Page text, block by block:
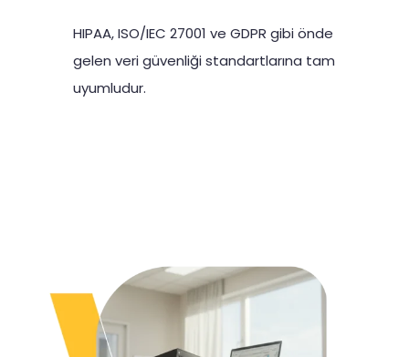
HIPAA, ISO/IEC 27001 ve GDPR gibi önde
gelen veri güvenliği standartlarına tam
uyumludur.